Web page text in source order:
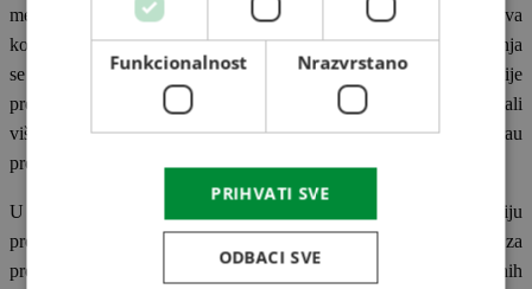
metalni silosi) projektovanje sušara, prečistača i izvođenje radova
komplet sistema nakon projektovanja. Svaki segment projektovanja
se izvodi pomoću računara. Time se postiže brži rad i efikasnije
projektovanje radova. Pod našim imenom smo uspešno realizovali
više od 300 projekata i izgradili milion tona skladiištenih prostorau
proteklih 20 godina.
U prethodnom periodu na izazov tržišta HETECH za efikasniju
proizvodnju i montažu strojeva izvršio ulaganja u nove hale za
proizvodnju. Nabavljen su CNC mašine za obradu galvanizovanih
Funkcionalnost Nrazvrstano
PRIHVATI SVE
ODBACI SVE